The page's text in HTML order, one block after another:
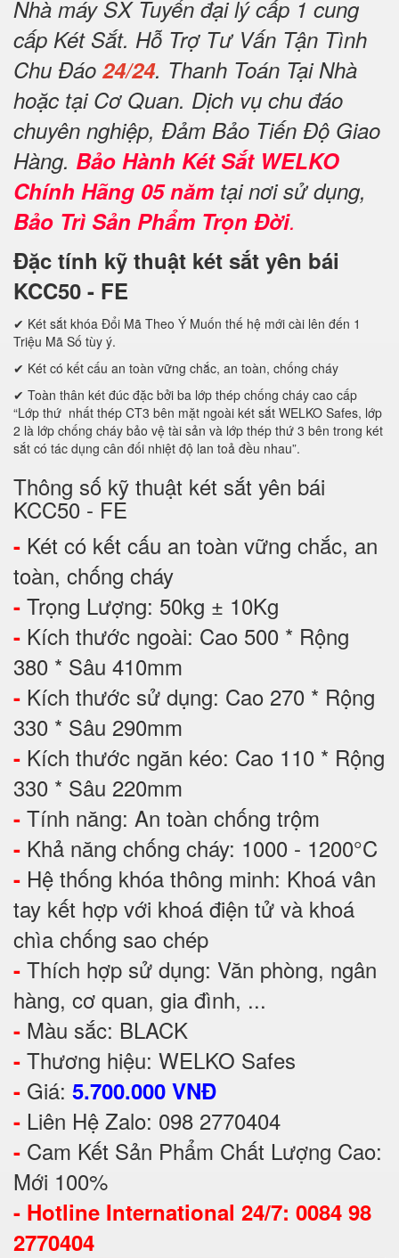
Nhà máy SX Tuyển đại lý cấp 1 cung
cấp Két Sắt. Hỗ Trợ Tư Vấn Tận Tình
Chu Đáo 24/24. Thanh Toán Tại Nhà
hoặc tại Cơ Quan. Dịch vụ chu đáo
chuyên nghiệp, Đảm Bảo Tiến Độ Giao
Hàng. Bảo Hành Két Sắt WELKO
Chính Hãng 05 năm tại nơi sử dụng,
Bảo Trì Sản Phẩm Trọn Đời.
Đặc tính kỹ thuật két sắt yên bái
KCC50 - FE
✔ Két sắt khóa Đổi Mã Theo Ý Muốn thế hệ mới cài lên đến 1
Triệu Mã Số tùy ý.
✔ Két có kết cấu an toàn vững chắc, an toàn, chống cháy
✔ Toàn thân két đúc đặc bởi ba lớp thép chống cháy cao cấp
“Lớp thứ nhất thép CT3 bên mặt ngoài két sắt WELKO Safes, lớp
2 là lớp chống cháy bảo vệ tài sản và lớp thép thứ 3 bên trong két
sắt có tác dụng cân đối nhiệt độ lan toả đều nhau”.
Thông số kỹ thuật két sắt yên bái
KCC50 - FE
- Két có kết cấu an toàn vững chắc, an
toàn, chống cháy
- Trọng Lượng: 50kg ± 10Kg
- Kích thước ngoài: Cao 500 * Rộng
380 * Sâu 410mm
- Kích thước sử dụng: Cao 270 * Rộng
330 * Sâu 290mm
- Kích thước ngăn kéo: Cao 110 * Rộng
330 * Sâu 220mm
- Tính năng: An toàn chống trộm
- Khả năng chống cháy: 1000 - 1200°C
- Hệ thống khóa thông minh: Khoá vân
tay kết hợp với khoá điện tử và khoá
chìa chống sao chép
- Thích hợp sử dụng: Văn phòng, ngân
hàng, cơ quan, gia đình, ...
- Màu sắc: BLACK
- Thương hiệu: WELKO Safes
- Giá: 5.700.000 VNĐ
- Liên Hệ Zalo: 098 2770404
- Cam Kết Sản Phẩm Chất Lượng Cao:
Mới 100%
- Hotline International 24/7: 0084 98
2770404